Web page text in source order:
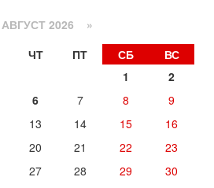
Ирану - НОВОСТИ 30/07/2026
Трамп сегодня рассматривает
военной операции против Ирана
американскую базу в
TV политолог Цви Маген,
офицер военной разведки
"Натив", ‎Чрезвычайный и
2026 »
ЧТ ПТ СБ
ВС
1
2
6 7 8
9
13 14 15
16
20 21 22
23
27 28 29
30